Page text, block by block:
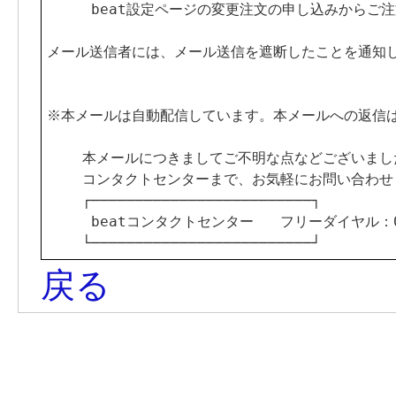
beat設定ページの変更注文の申し込みからご
メール送信者には、メール送信を遮断したことを通知
※本メールは自動配信しています。本メールへの返信
本メールにつきましてご不明な点などございま
コンタクトセンターまで、お気軽にお問い合わ
    ┌─────────────────────────┐
beatコンタクトセンター   フリーダイヤル
    └─────────────────────────┘
戻る